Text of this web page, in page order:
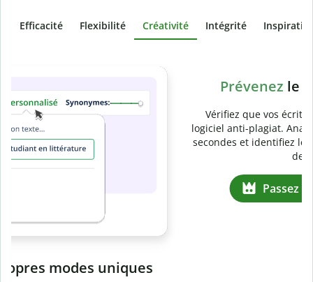
Efficacité Flexibilité Créativité Intégrité
Prévenezle plagiat involontaire